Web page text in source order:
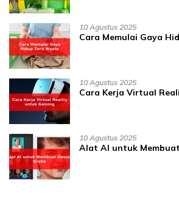
10 Agustus 2025
Cara Memulai Gaya
10 Agustus 2025
Cara Kerja Virtual
10 Agustus 2025
Alat AI untuk